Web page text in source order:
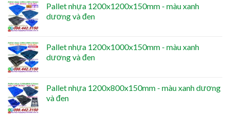
Pallet nhựa 1200x1200x150mm - màu xanh
dương và đen
Pallet nhựa 1200x1000x150mm - màu xanh
dương và đen
Pallet nhựa 1200x800x150mm - màu xanh dương
và đen